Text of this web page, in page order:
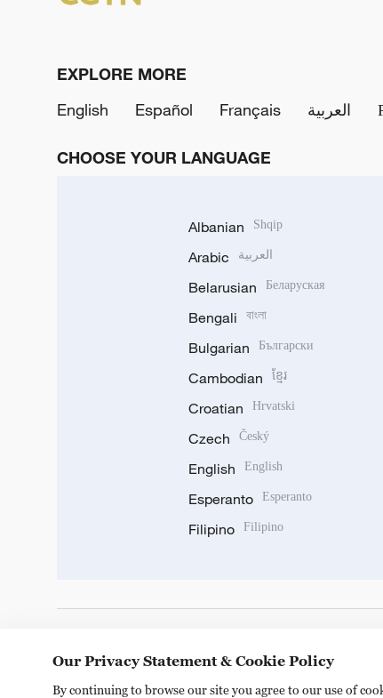
EXPLORE MORE
English
Español Français العربية
CHOOSE YOUR LANGUAGE
Albanian Shqip
Arabic العربية
Belarusian Беларуская
Bengali বাংলা
Bulgarian Български
Cambodian ខ្មែរ
Croatian Hrvatski
Czech Český
English English
Esperanto Esperanto
Filipino Filipino
Our Privacy Statement & Cookie Policy
By continuing to browse our site you agree to our use of